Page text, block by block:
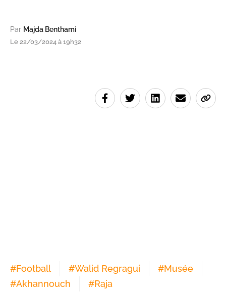
Par Majda Benthami
Le 22/03/2024 à 19h32
#Football #Walid Regragui #Musée
#Akhannouch #Raja